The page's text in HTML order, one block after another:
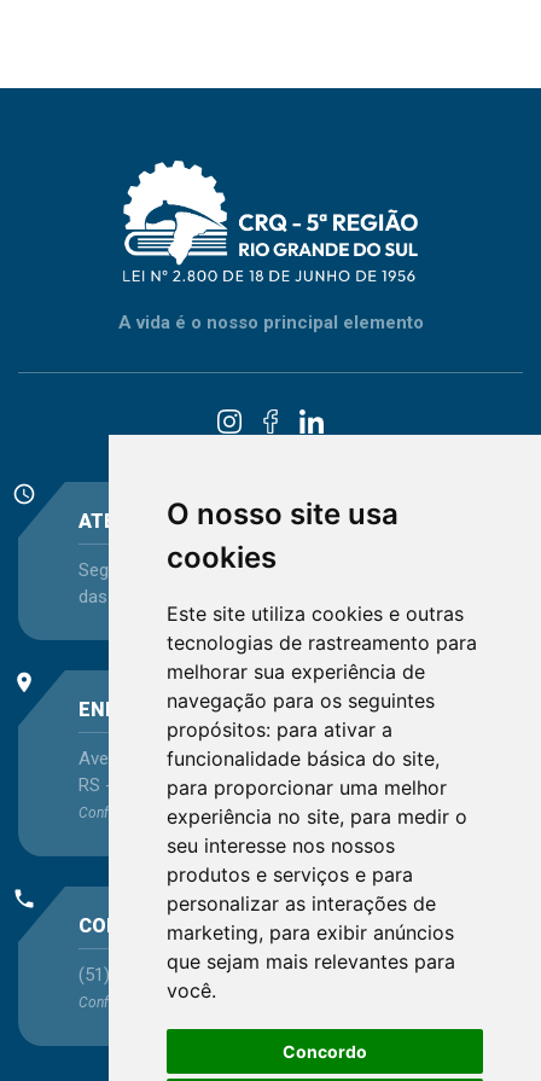
O nosso site usa
cookies
Este site utiliza cookies e outras
tecnologias de rastreamento para
melhorar sua experiência de
navegação para os seguintes
propósitos: para ativar a
funcionalidade básica do site,
para proporcionar uma melhor
experiência no site, para medir o
seu interesse nos nossos
produtos e serviços e para
personalizar as interações de
marketing, para exibir anúncios
que sejam mais relevantes para
você.
Concordo
A vida é o nosso principal elemento
schedule
ATENDIMENTO
Segunda-feira a Sexta-feira - das 08:30 às 12:15 e
das 13:30 às 16:45
place
ENDEREÇO
Avenida Itaqui, 45, Bairro Petrópolis, Porto Alegre -
RS - CEP 90460-140
Confira as demaislocalizações no Estado
phone
CONTATO
(51) 3330-5659
Confira os e-mailsaqui